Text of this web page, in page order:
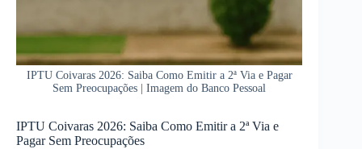
IPTU Coivaras 2026: Saiba Como Emitir a 2ª Via e Pagar
Sem Preocupações | Imagem do Banco Pessoal
IPTU Coivaras 2026: Saiba Como Emitir a 2ª Via e
Pagar Sem Preocupações